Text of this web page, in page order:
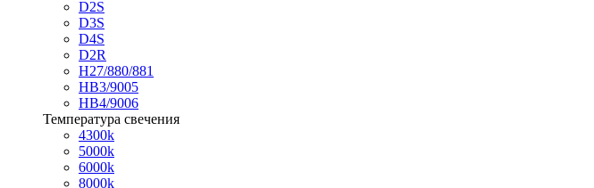
D2S
D3S
D4S
D2R
H27/880/881
HB3/9005
HB4/9006
Температура свечения
4300k
5000k
6000k
8000k